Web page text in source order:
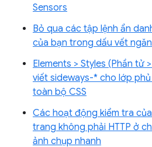
Sensors
Bỏ qua các tập lệnh ẩn
của bạn trong dấu vết
Elements > Styles (Phần tử
viết sideways-* cho lớp
toàn bộ CSS
Các hoạt động kiểm tra
trang không phải HTTP ở
ảnh chụp nhanh